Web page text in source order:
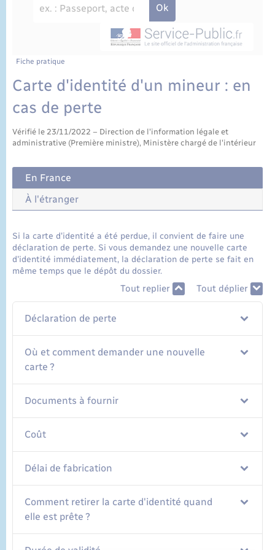
État civil
Cimetière communal
Fiche pratique
Carte d'identité d'un mineur : en
cas de perte
Vérifié le 23/11/2022 – Direction de l'information légale et
administrative (Première ministre), Ministère chargé de l'intérieur
En France
À l'étranger
Si la carte d'identité a été perdue, il convient de faire une
déclaration de perte. Si vous demandez une nouvelle carte
d'identité immédiatement, la déclaration de perte se fait en
même temps que le dépôt du dossier.
Tout replier Tout déplier
Déclaration de perte
Où et comment demander une nouvelle
carte ?
Documents à fournir
Coût
Délai de fabrication
Comment retirer la carte d'identité quand
elle est prête ?